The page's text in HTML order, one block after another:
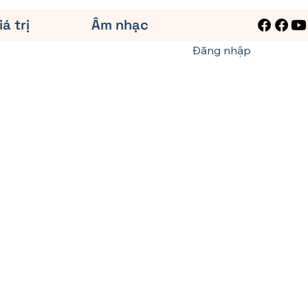
trị Âm nhạc
Đăng nhập